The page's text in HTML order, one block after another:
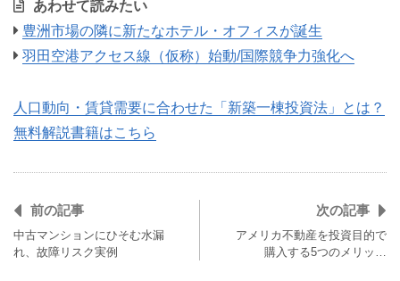
あわせて読みたい
豊洲市場の隣に新たなホテル・オフィスが誕生
羽田空港アクセス線（仮称）始動/国際競争力強化へ
人口動向・賃貸需要に合わせた「新築一棟投資法」とは？
無料解説書籍はこちら
前の記事
中古マンションにひそむ水漏
れ、故障リスク実例
次の記事
アメリカ不動産を投資目的で
購入する5つのメリッ…